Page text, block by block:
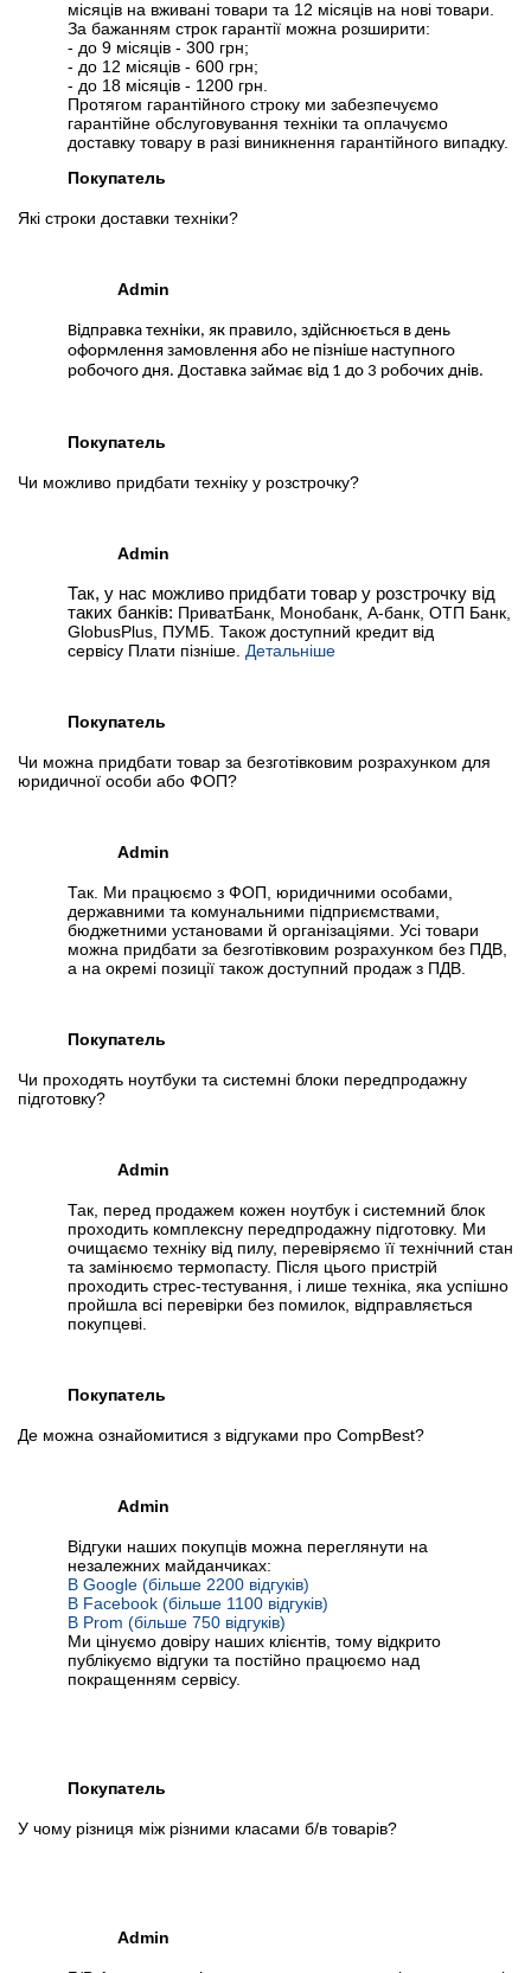
місяців на вживані товари та 12 місяців на нові товари.
За бажанням строк гарантії можна розширити:
- до 9 місяців - 300 грн;
- до 12 місяців - 600 грн;
- до 18 місяців - 1200 грн.
Протягом гарантійного строку ми забезпечуємо
гарантійне обслуговування техніки та оплачуємо
доставку товару в разі виникнення гарантійного випадку.
Покупатель
Які строки доставки техніки?
Admin
Відправка техніки, як правило, здійснюється в день
оформлення замовлення або не пізніше наступного
робочого дня. Доставка займає від 1 до 3 робочих днів.
Покупатель
Чи можливо придбати техніку у розстрочку?
Admin
Так, у нас можливо придбати товар у розстрочку від
таких банків: ПриватБанк, Монобанк, А-банк, ОТП Банк,
GlobusPlus, ПУМБ. Також доступний кредит від
сервісу Плати пізніше. Детальніше
Покупатель
Чи можна придбати товар за безготівковим розрахунком для
юридичної особи або ФОП?
Admin
Так. Ми працюємо з ФОП, юридичними особами,
державними та комунальними підприємствами,
бюджетними установами й організаціями. Усі товари
можна придбати за безготівковим розрахунком без ПДВ,
а на окремі позиції також доступний продаж з ПДВ.
Покупатель
Чи проходять ноутбуки та системні блоки передпродажну
підготовку?
Admin
Так, перед продажем кожен ноутбук і системний блок
проходить комплексну передпродажну підготовку. Ми
очищаємо техніку від пилу, перевіряємо її технічний стан
та замінюємо термопасту. Після цього пристрій
проходить стрес-тестування, і лише техніка, яка успішно
пройшла всі перевірки без помилок, відправляється
покупцеві.
Покупатель
Де можна ознайомитися з відгуками про CompBest?
Admin
Відгуки наших покупців можна переглянути на
незалежних майданчиках:
В Google (більше 2200 відгуків)
В Facebook (більше 1100 відгуків)
В Prom (більше 750 відгуків)
Ми цінуємо довіру наших клієнтів, тому відкрито
публікуємо відгуки та постійно працюємо над
покращенням сервісу.
Покупатель
У чому різниця між різними класами б/в товарів?
Admin